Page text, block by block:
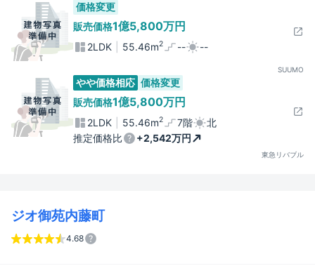
価格変更
販売価格1億5,800万円
2LDK 55.46m2 -- --
SUUMO
やや価格相応 価格変更
販売価格1億5,800万円
2LDK 55.46m2 7階
北
推定価格比
+2,542万円
東急リバブル
ジオ御苑内藤町
4.68